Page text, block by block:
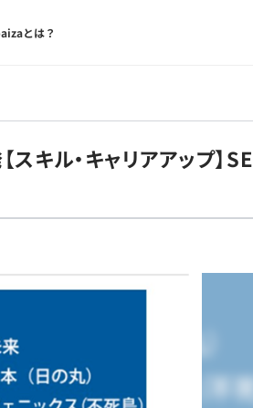
とは？
キル・キャリアアップ】SE